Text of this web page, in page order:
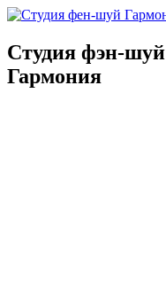
Студия фэн-шуй
Гармония